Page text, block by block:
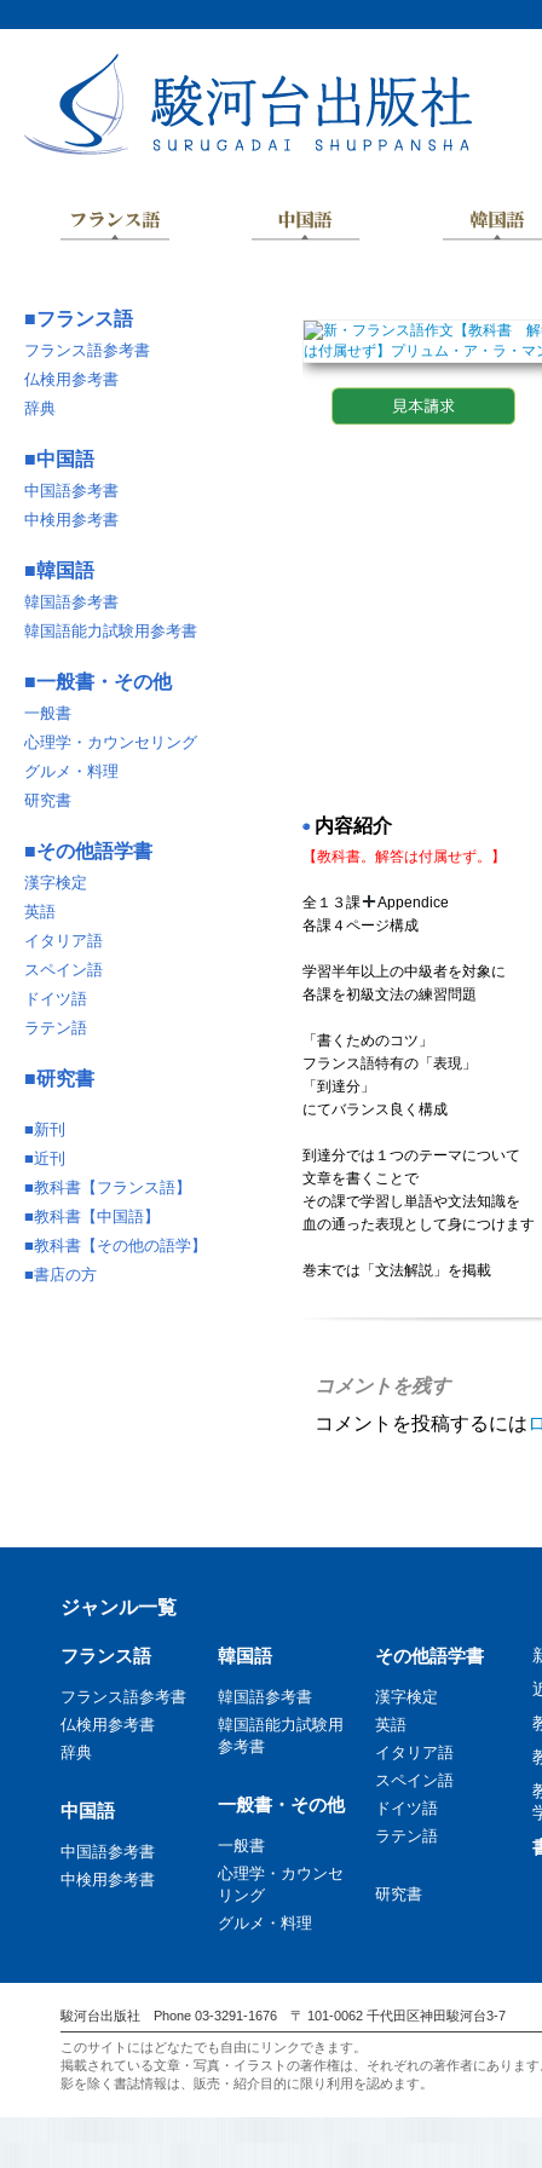
◉ 内容紹介
【教科書。解答は付属せず。】
全１３課
Appendice
各課４ページ構成
学習半年以上の中級者を対象に
各課を初級文法の練習問題
「書くためのコツ」
フランス語特有の「表現」
「到達分」
にてバランス良く構成
到達分では１つのテーマについて
文章を書くことで
その課で学習し単語や文法知識を
血の通った表現として身につけます
巻末では「文法解説」を掲載
コメントを残す
コメントを投稿するには
■フランス語
フランス語参考書
仏検用参考書
辞典
■中国語
中国語参考書
中検用参考書
■韓国語
韓国語参考書
韓国語能力試験用参考書
■一般書・その他
一般書
心理学・カウンセリング
グルメ・料理
研究書
■その他語学書
漢字検定
英語
イタリア語
スペイン語
ドイツ語
ラテン語
■研究書
■新刊
■近刊
■教科書【フランス語】
■教科書【中国語】
■教科書【その他の語学】
■書店の方
ジャンル一覧
フランス語
フランス語参考書
仏検用参考書
辞典
中国語
中国語参考書
中検用参考書
韓国語
韓国語参考書
韓国語能力試験用
参考書
一般書・その他
一般書
心理学・カウンセ
リング
グルメ・料理
その他語学書
漢字検定
英語
イタリア語
スペイン語
ドイツ語
ラテン語
研究書
駿河台出版社 Phone 03-3291-1676 〒 101-0062 千代田区神田駿河台3-7
このサイトにはどなたでも自由にリンクできます。
掲載されている文章・写真・イラストの著作権は、それぞれの著作者にありま
影を除く書誌情報は、販売・紹介目的に限り利用を認めます。